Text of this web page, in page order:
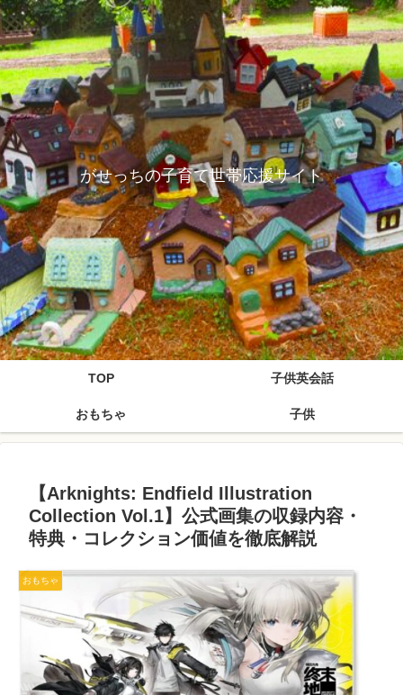
がせっちの子育て世帯応援サイト
TOP 子供英会話
おもちゃ 子供
【Arknights: Endfield Illustration
Collection Vol.1】公式画集の収録内容・
特典・コレクション価値を徹底解説
おもちゃ